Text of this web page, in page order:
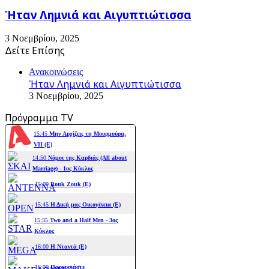
Ήταν Λημνιά και Αιγυπτιώτισσα
3 Νοεμβρίου, 2025
Δείτε Επίσης
Ανακοινώσεις
Ήταν Λημνιά και Αιγυπτιώτισσα
3 Νοεμβρίου, 2025
Πρόγραμμα TV